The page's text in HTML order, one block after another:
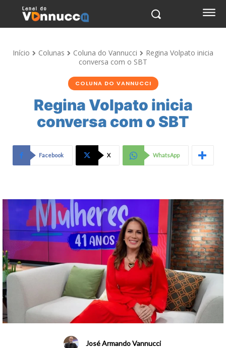
Início Colunas Coluna do Vannucci
Regina Volpato inicia
conversa com o SBT
COLUNA DO VANNUCCI
Regina Volpato inicia
conversa com o SBT
Facebook X WhatsApp
José Armando Vannucci